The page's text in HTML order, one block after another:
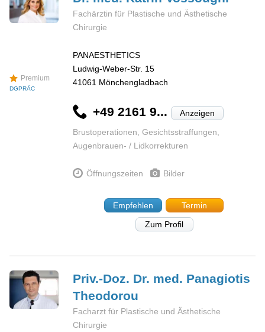
Premium
DGPRÄC
Fachärztin für Plastische und Ästhetische
Chirurgie
PANAESTHETICS
Ludwig-Weber-Str. 15
41061 Mönchengladbach
+49 2161 9... Anzeigen
Brustoperationen, Gesichtsstraffungen,
Augenbrauen- / Lidkorrekturen
Öffnungszeiten Bilder
Empfehlen
Termin
Zum Profil
Priv.-Doz. Dr. med. Panagiotis
Theodorou
Facharzt für Plastische und Ästhetische
Chirurgie